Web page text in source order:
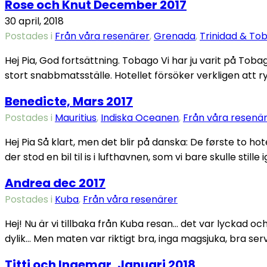
Rose och Knut December 2017
30 april, 2018
Postades i Från våra resenärer,Grenada, Trinidad &
Hej Pia, God fortsättning. Tobago Vi har ju varit på
stort snabbmatsställe. Hotellet försöker verkligen att
Benedicte, Mars 2017
Postades i Mauritius, Indiska Oceanen, Från våra
Hej Pia Så klart, men det blir på danska: De første to
der stod en bil til is i lufthavnen, som vi bare skulle
Andrea dec 2017
Postades i Kuba, Från våra resenärer
Hej! Nu är vi tillbaka från Kuba resan… det var lyckad
dylik… Men maten var riktigt bra, inga magsjuka, bra